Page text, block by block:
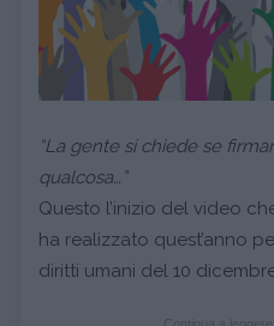
“La gente si chiede se
qualcosa…”
Questo l’inizio del video
ha realizzato quest’anno
diritti umani del 10